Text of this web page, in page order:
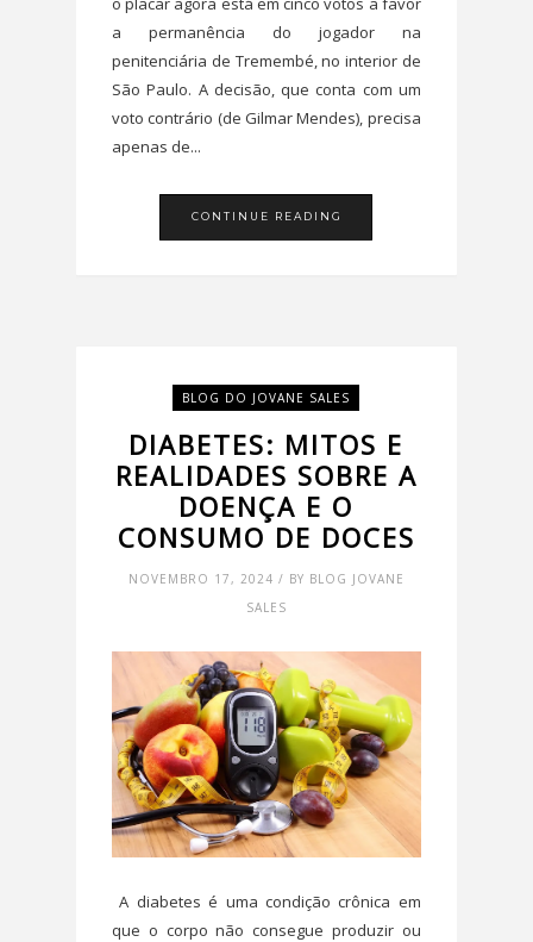
a permanência do jogador na
penitenciária de Tremembé, no interior de
São Paulo. A decisão, que conta com um
voto contrário (de Gilmar Mendes), precisa
apenas de...
CONTINUE READING
BLOG DO JOVANE SALES
DIABETES: MITOS E
REALIDADES SOBRE A
DOENÇA E O
CONSUMO DE DOCES
NOVEMBRO 17, 2024 / BY BLOG JOVANE
SALES
A diabetes é uma condição crônica em
que o corpo não consegue produzir ou